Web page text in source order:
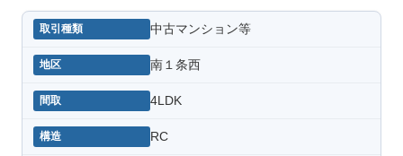
中古マンション等
南１条西
4LDK
RC